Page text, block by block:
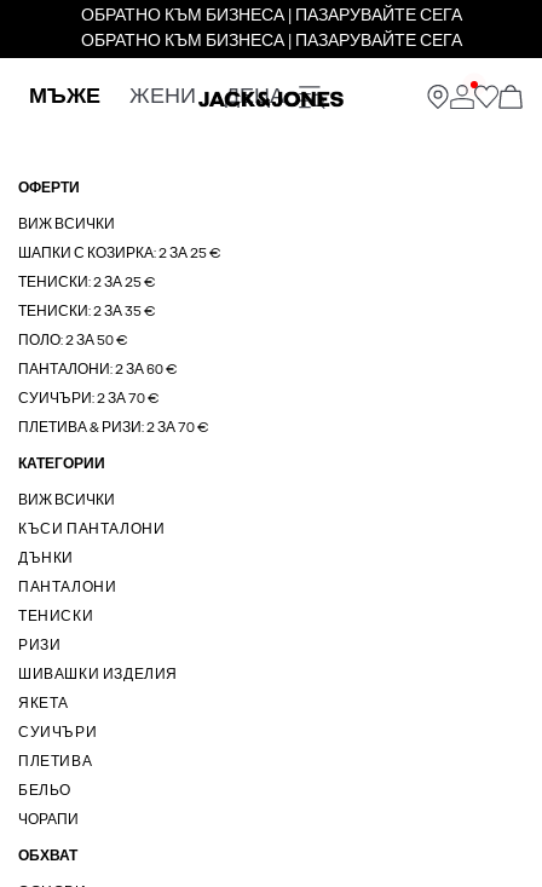
ОБРАТНО КЪМ БИЗНЕСА | ПАЗАРУВАЙТЕ СЕГА
ОБРАТНО КЪМ БИЗНЕСА | ПАЗАРУВАЙТЕ СЕГА
МЪЖЕ ЖЕНИ ДЕЦА
ОФЕРТИ
ВИЖ ВСИЧКИ
ШАПКИ С КОЗИРКА: 2 ЗА 25 €
ТЕНИСКИ: 2 ЗА 25 €
ТЕНИСКИ: 2 ЗА 35 €
ПОЛО: 2 ЗА 50 €
ПАНТАЛОНИ: 2 ЗА 60 €
СУИЧЪРИ: 2 ЗА 70 €
ПЛЕТИВА & РИЗИ: 2 ЗА 70 €
КАТЕГОРИИ
ВИЖ ВСИЧКИ
КЪСИ ПАНТАЛОНИ
ДЪНКИ
ПАНТАЛОНИ
ТЕНИСКИ
РИЗИ
ШИВАШКИ ИЗДЕЛИЯ
ЯКЕТА
СУИЧЪРИ
ПЛЕТИВА
БЕЛЬО
ЧОРАПИ
ОБХВАТ